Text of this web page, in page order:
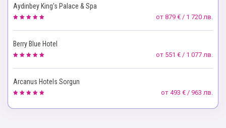
Aydinbey King's Palace & Spa
от 879 € / 1 720 лв.
Berry Blue Hotel
от 551 € / 1 077 лв.
Arcanus Hotels Sorgun
от 493 € / 963 лв.